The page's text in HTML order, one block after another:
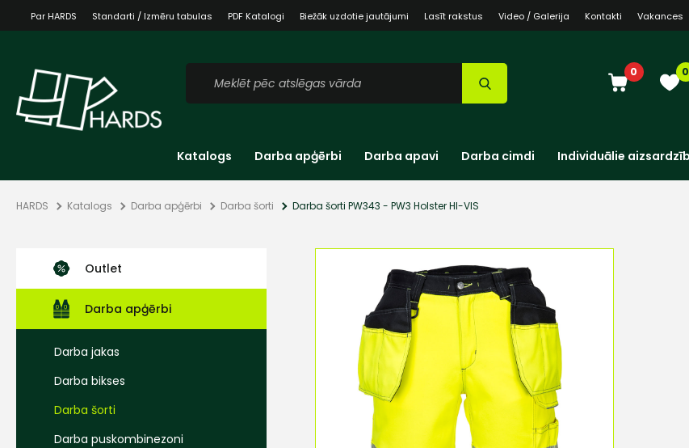
Par HARDS Standarti / Izmēru tabulas PDF Katalogi Biežāk uzdotie jautājumi Lasīt rakstus Video / Galerija Kontakti Vakances
0 0
Katalogs Darba apģērbi Darba apavi Darba cimdi Individuālie
HARDS Katalogs Darba apģērbi Darba šorti Darba šorti PW343 - PW3 Holster HI-VIS
Outlet
Darba apģērbi
Darba jakas
Darba bikses
Darba šorti
Darba puskombinezoni